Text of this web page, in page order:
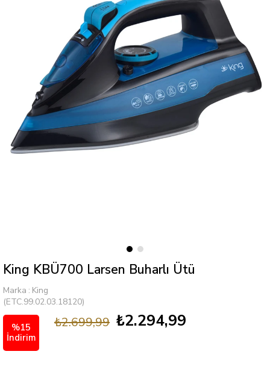
King KBÜ700 Larsen Buharlı Ütü
Marka : King
(ETC.99.02.03.18120)
%15
İndirim
₺2.699,99 ₺2.294,99